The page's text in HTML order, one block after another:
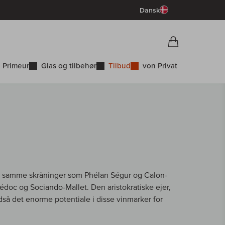
Dansk
Primeur Glas og tilbehør Tilbud von Privat
skråninger som Phélan Ségur og Calon-
og Sociando-Mallet. Den aristokratiske ejer,
det enorme potentiale i disse vinmarker for